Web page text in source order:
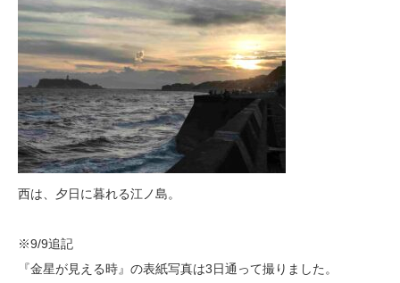
西は、夕日に暮れる江ノ島。
※9/9追記
『金星が見える時』の表紙写真は3日通って撮りました。